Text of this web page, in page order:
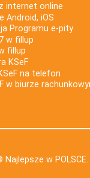
internet online
Android, iOS
Programu e-pity
w fillup
fillup
KSeF
na telefon
w biurze
w POLSCE.